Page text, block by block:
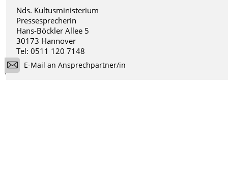
Nds. Kultusministerium
Pressesprecherin
Hans-Böckler Allee 5
30173 Hannover
Tel: 0511 120 7148
E-Mail an Ansprechpartner/in